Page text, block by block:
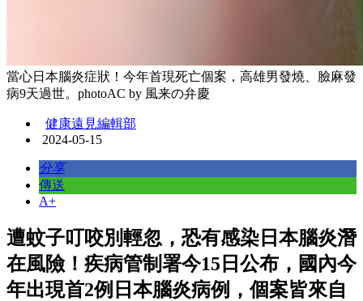
當心日本腦炎症狀！今年首現死亡個案，高雄男發燒、臉麻發
病9天過世。photoAC by 風来の弁慶
健康遠見編輯部
2024-05-15
分享
傳送
A+
遭蚊子叮咬別輕忽，恐有感染日本腦炎潛
在風險！疾病管制署今15日公布，國內今
年出現首2例日本腦炎病例，個案皆來自